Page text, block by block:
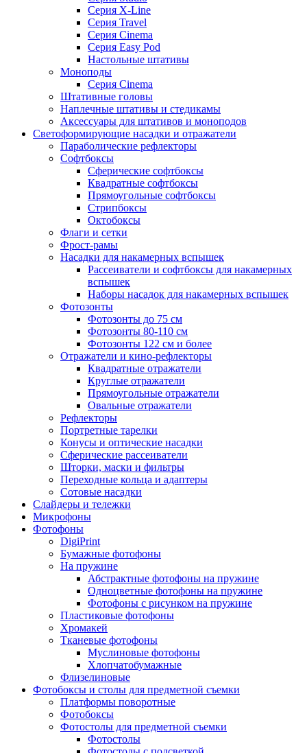
Серия X-Line
Серия Travel
Серия Cinema
Серия Easy Pod
Настольные штативы
Моноподы
Серия Cinema
Штативные головы
Наплечные штативы и стедикамы
Аксессуары для штативов и моноподов
Светоформирующие насадки и отражатели
Параболические рефлекторы
Софтбоксы
Сферические софтбоксы
Квадратные софтбоксы
Прямоугольные софтбоксы
Стрипбоксы
Октобоксы
Флаги и сетки
Фрост-рамы
Насадки для накамерных вспышек
Рассеиватели и софтбоксы для накамерных
вспышек
Наборы насадок для накамерных вспышек
Фотозонты
Фотозонты до 75 см
Фотозонты 80-110 см
Фотозонты 122 см и более
Отражатели и кино-рефлекторы
Квадратные отражатели
Круглые отражатели
Прямоугольные отражатели
Овальные отражатели
Рефлекторы
Портретные тарелки
Конусы и оптические насадки
Сферические рассеиватели
Шторки, маски и фильтры
Переходные кольца и адаптеры
Сотовые насадки
Слайдеры и тележки
Микрофоны
Фотофоны
DigiPrint
Бумажные фотофоны
На пружине
Абстрактные фотофоны на пружине
Одноцветные фотофоны на пружине
Фотофоны с рисунком на пружине
Пластиковые фотофоны
Хромакей
Тканевые фотофоны
Муслиновые фотофоны
Хлопчатобумажные
Флизелиновые
Фотобоксы и столы для предметной съемки
Платформы поворотные
Фотобоксы
Фотостолы для предметной съемки
Фотостолы